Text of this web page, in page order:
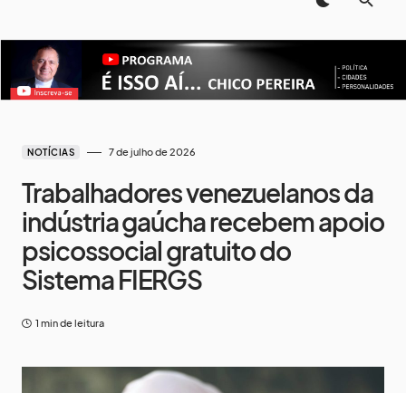
NOTÍCIAS 7 de julho de 2026
Trabalhadores venezuelanos da
indústria gaúcha recebem apoio
psicossocial gratuito do
Sistema FIERGS
1 min de leitura